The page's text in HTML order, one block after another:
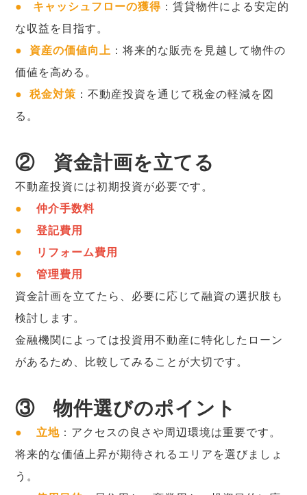
● キャッシュフローの獲得 ：賃貸物件による安定的
な収益を目指す。
● 資産の価値向上 ：将来的な販売を見越して物件の
価値を高める。
● 税金対策 ：不動産投資を通じて税金の軽減を図
る。
② 資金計画を立てる
不動産投資には初期投資が必要です。
●
仲介手数料
●
登記費用
●
リフォーム費用
●
管理費用
資金計画を立てたら、必要に応じて融資の選択肢も
検討します。
金融機関によっては投資用不動産に特化したローン
があるため、比較してみることが大切です。
③物件選びのポイント
● 立地 ：アクセスの良さや周辺環境は重要です。
将来的な価値上昇が期待されるエリアを選びましょ
う。